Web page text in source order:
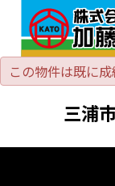
この物件は既に成
三浦